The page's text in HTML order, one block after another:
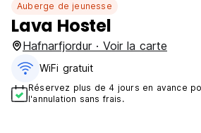
Auberge de jeunesse
Lava Hostel
Hafnarfjordur · Voir la carte
WiFi gratuit
Réservez plus de 4 jours en avance
l'annulation sans frais.